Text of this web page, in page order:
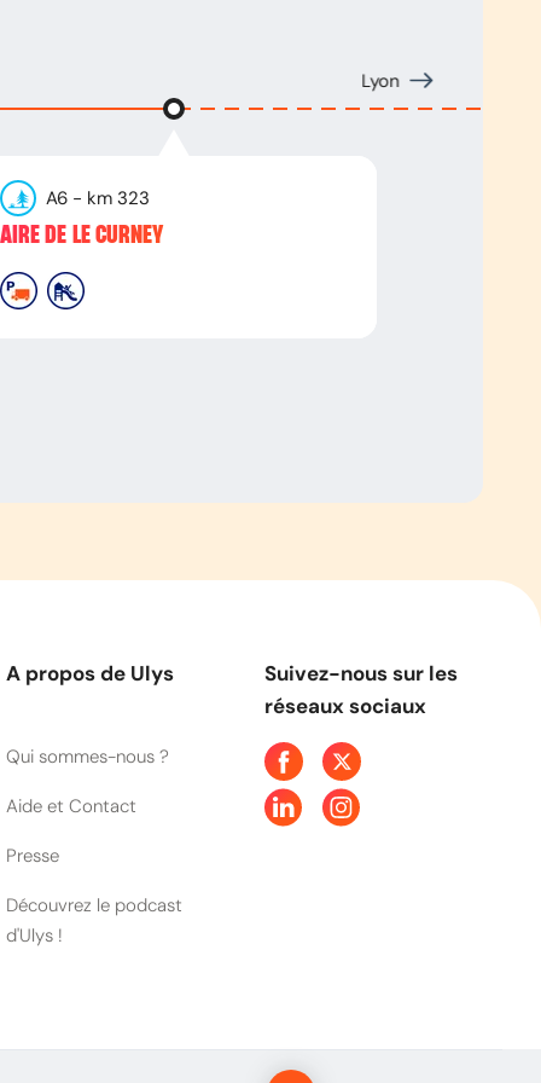
Lyon
A6 - km 323
AIRE DE LE CURNEY
A propos de Ulys
Qui sommes-nous ?
Aide et Contact
Presse
Découvrez le podcast
d'Ulys !
Suivez-nous sur les
réseaux sociaux